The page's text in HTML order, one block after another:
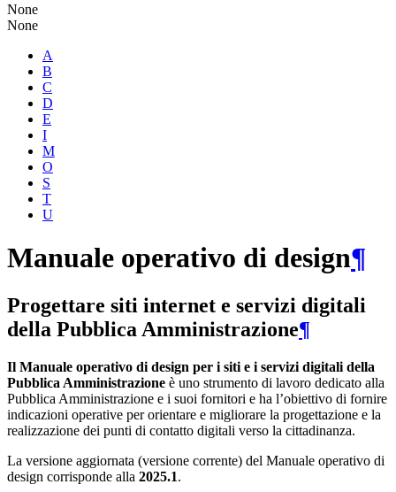
None
None
A
B
C
D
E
I
M
O
S
T
U
Manuale operativo di design¶
Progettare siti internet e servizi digitali
della Pubblica Amministrazione¶
Il Manuale operativo di design per i siti e i servizi digitali della
Pubblica Amministrazione è uno strumento di lavoro dedicato alla
Pubblica Amministrazione e i suoi fornitori e ha l’obiettivo di fornire
indicazioni operative per orientare e migliorare la progettazione e la
realizzazione dei punti di contatto digitali verso la cittadinanza.
La versione aggiornata (versione corrente) del Manuale operativo di
design corrisponde alla 2025.1.